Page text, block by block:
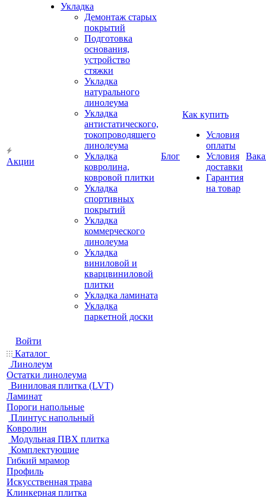
Акции
Укладка
Демонтаж старых
покрытий
Подготовка
основания,
устройство
стяжки
Укладка
натурального
линолеума
Укладка
антистатического,
токопроводящего
линолеума
Укладка
ковролина,
ковровой плитки
Укладка
спортивных
покрытий
Укладка
коммерческого
линолеума
Укладка
виниловой и
кварцвиниловой
плитки
Укладка ламината
Укладка
паркетной доски
Блог
Как купить
Условия
оплаты
Условия
доставки
Гарантия
на товар
Войти
Каталог
Линолеум
Остатки линолеума
Виниловая плитка (LVT)
Ламинат
Пороги напольные
Плинтус напольный
Ковролин
Модульная ПВХ плитка
Комплектующие
Гибкий мрамор
Профиль
Искусственная трава
Клинкерная плитка